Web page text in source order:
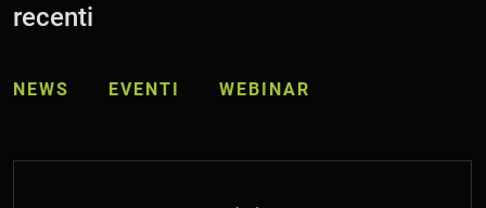
recenti
NEWS EVENTI WEBINAR